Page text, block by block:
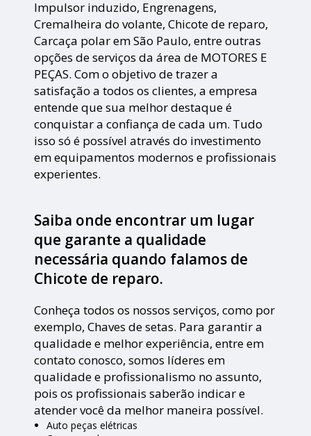
Impulsor induzido, Engrenagens,
Cremalheira do volante, Chicote de reparo,
Carcaça polar em São Paulo, entre outras
opções de serviços da área de MOTORES E
PEÇAS. Com o objetivo de trazer a
satisfação a todos os clientes, a empresa
entende que sua melhor destaque é
conquistar a confiança de cada um. Tudo
isso só é possível através do investimento
em equipamentos modernos e profissionais
experientes.
Saiba onde encontrar um lugar
que garante a qualidade
necessária quando falamos de
Chicote de reparo.
Conheça todos os nossos serviços, como por
exemplo, Chaves de setas. Para garantir a
qualidade e melhor experiência, entre em
contato conosco, somos líderes em
qualidade e profissionalismo no assunto,
pois os profissionais saberão indicar e
atender você da melhor maneira possível.
Auto peças elétricas